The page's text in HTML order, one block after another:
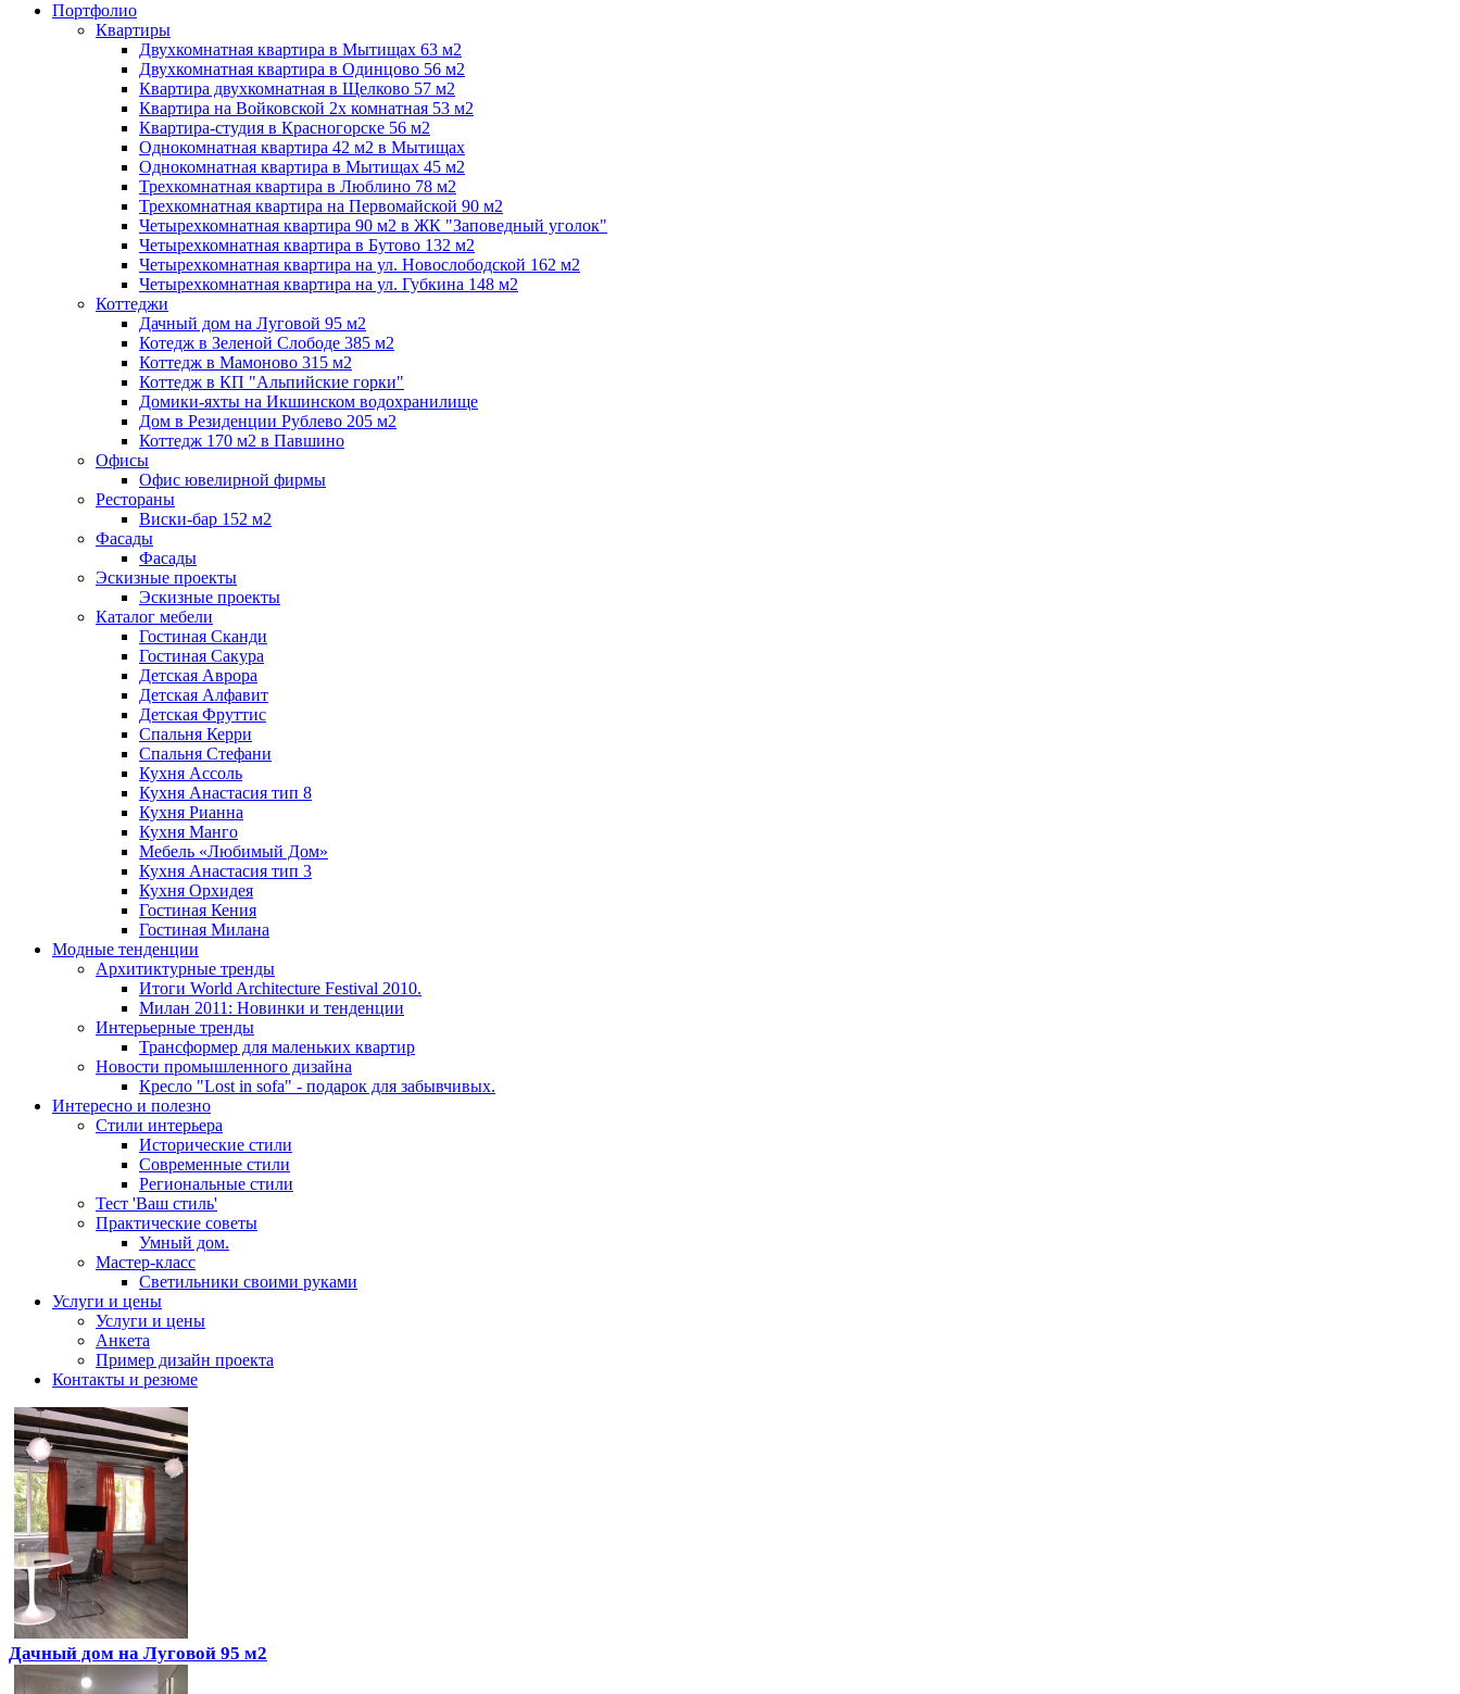
Портфолио
Квартиры
Двухкомнатная квартира в Мытищах 63 м2
Двухкомнатная квартира в Одинцово 56 м2
Квартира двухкомнатная в Щелково 57 м2
Квартира на Войковской 2х комнатная 53 м2
Квартира-студия в Красногорске 56 м2
Однокомнатная квартира 42 м2 в Мытищах
Однокомнатная квартира в Мытищах 45 м2
Трехкомнатная квартира в Люблино 78 м2
Трехкомнатная квартира на Первомайской 90 м2
Четырехкомнатная квартира 90 м2 в ЖК "Заповедный уголок"
Четырехкомнатная квартира в Бутово 132 м2
Четырехкомнатная квартира на ул. Новослободской 162 м2
Четырехкомнатная квартира на ул. Губкина 148 м2
Коттеджи
Дачный дом на Луговой 95 м2
Котедж в Зеленой Слободе 385 м2
Коттедж в Мамоново 315 м2
Коттедж в КП "Альпийские горки"
Домики-яхты на Икшинском водохранилище
Дом в Резиденции Рублево 205 м2
Коттедж 170 м2 в Павшино
Офисы
Офис ювелирной фирмы
Рестораны
Виски-бар 152 м2
Фасады
Фасады
Эскизные проекты
Эскизные проекты
Каталог мебели
Гостиная Сканди
Гостиная Сакура
Детская Аврора
Детская Алфавит
Детская Фруттис
Спальня Керри
Спальня Стефани
Кухня Ассоль
Кухня Анастасия тип 8
Кухня Рианна
Кухня Манго
Мебель «Любимый Дом»
Кухня Анастасия тип 3
Кухня Орхидея
Гостиная Кения
Гостиная Милана
Модные тенденции
Архитиктурные тренды
Итоги World Architecture Festival 2010.
Милан 2011: Новинки и тенденции
Интерьерные тренды
Трансформер для маленьких квартир
Новости промышленного дизайна
Кресло "Lost in sofa" - подарок для забывчивых.
Интересно и полезно
Стили интерьера
Исторические стили
Современные стили
Региональные стили
Тест 'Ваш стиль'
Практические советы
Умный дом.
Мастер-класс
Светильники своими руками
Услуги и цены
Услуги и цены
Анкета
Пример дизайн проекта
Контакты и резюме
Дачный дом на Луговой 95 м2